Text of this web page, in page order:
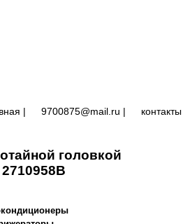
| 9700875@mail.ru | контакты
головкой
2710958B